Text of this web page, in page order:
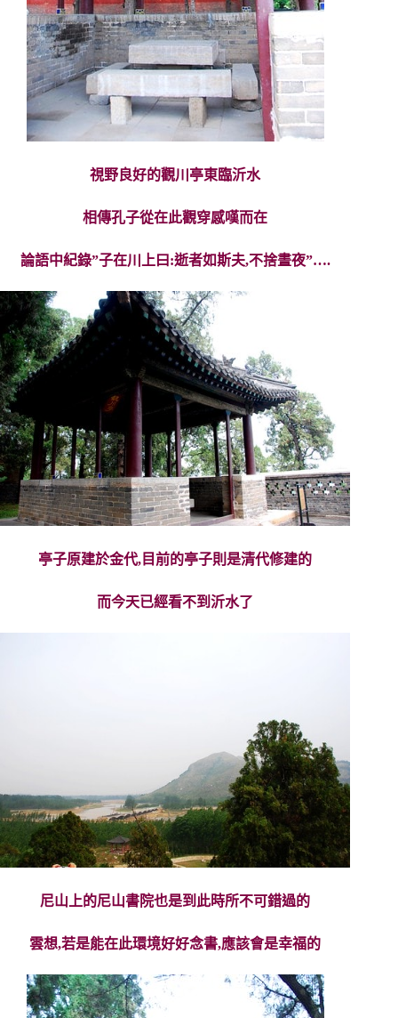
視野良好的觀川亭東臨沂水
相傳孔子從在此觀穿感嘆而在
論語中紀錄”子在川上曰:逝者如斯夫,不捨晝夜”….
亭子原建於金代,目前的亭子則是清代修建的
而今天已經看不到沂水了
尼山上的尼山書院也是到此時所不可錯過的
雲想,若是能在此環境好好念書,應該會是幸福的